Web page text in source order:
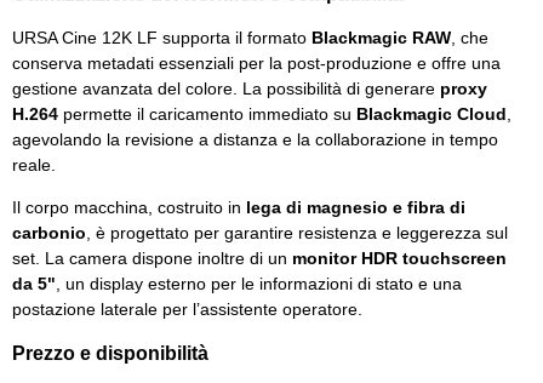
URSA Cine 12K LF supporta il formato Blackmagic RAW , che
conserva metadati essenziali per la post-produzione e offre una
gestione avanzata del colore. La possibilità di generare proxy
H.264 permette il caricamento immediato su Blackmagic Cloud
agevolando la revisione a distanza e la collaborazione in tempo
reale.
Il corpo macchina, costruito in lega di magnesio e fibra di
carbonio , è progettato per garantire resistenza e leggerezza sul
set. La camera dispone inoltre di un monitor HDR touchscreen
da 5" , un display esterno per le informazioni di stato e una
postazione laterale per l’assistente operatore.
Prezzo e disponibilità